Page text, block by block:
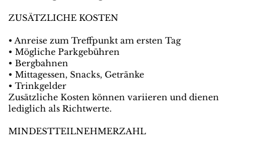
ZUSÄTZLICHE KOSTEN
• Anreise zum Treffpunkt am ersten Tag
• Mögliche Parkgebühren
• Bergbahnen
• Mittagessen, Snacks, Getränke
• Trinkgelder
Zusätzliche Kosten können variieren und dienen
lediglich als Richtwerte.
MINDESTTEILNEHMERZAHL